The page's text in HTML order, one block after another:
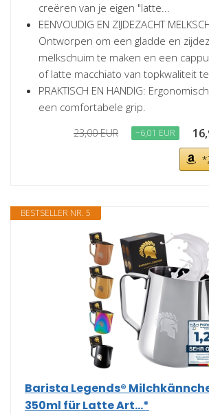
creëren van je eigen "latte...
EENVOUDIG EN ZIJDEZACHT
Ontworpen om een gladde en
melkschuim te maken en een
of latte macchiato van topkwaliteit
PRAKTISCH EN HANDIG:
een comfortabele grip.
23,00 EUR −6,01 EUR
BESTSELLER NR. 5
Barista Legends®
350ml für Latte Art...*